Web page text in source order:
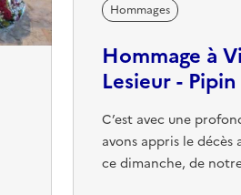
Hommages
Hommage à
Lesieur -
C’est avec une
avons appris le décès
ce dimanche, de